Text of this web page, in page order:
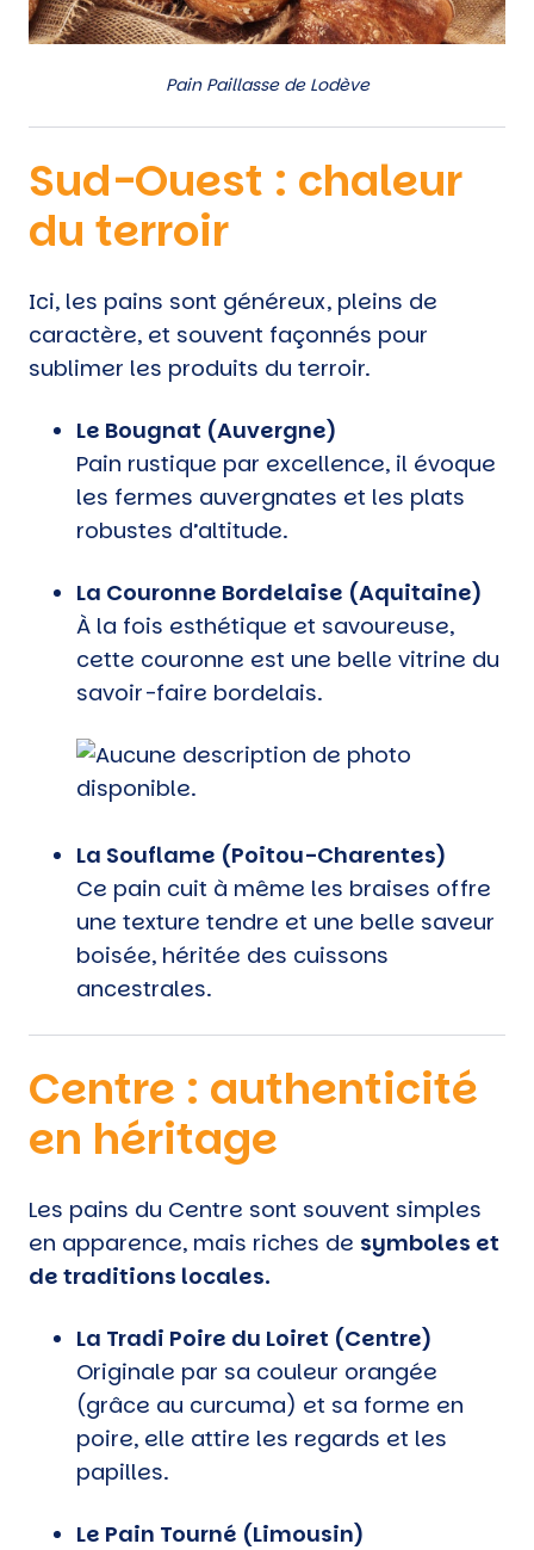
Pain Paillasse de Lodève
Sud-Ouest : chaleur
du terroir
Ici, les pains sont généreux, pleins de
caractère, et souvent façonnés pour
sublimer les produits du terroir.
Le Bougnat (Auvergne)
Pain rustique par excellence, il évoque
les fermes auvergnates et les plats
robustes d’altitude.
La Couronne Bordelaise (Aquitaine)
À la fois esthétique et savoureuse,
cette couronne est une belle vitrine du
savoir-faire bordelais.
La Souflame (Poitou-Charentes)
Ce pain cuit à même les braises offre
une texture tendre et une belle saveur
boisée, héritée des cuissons
ancestrales.
Centre : authenticité
en héritage
Les pains du Centre sont souvent simples
en apparence, mais riches de symboles et
de traditions locales.
La Tradi Poire du Loiret (Centre)
Originale par sa couleur orangée
(grâce au curcuma) et sa forme en
poire, elle attire les regards et les
papilles.
Le Pain Tourné (Limousin)